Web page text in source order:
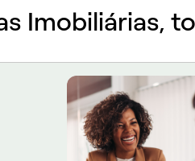
Imobiliárias,